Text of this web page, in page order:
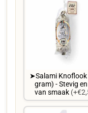
➤Salami Knoflook
gram) - Stevig en
van smaak